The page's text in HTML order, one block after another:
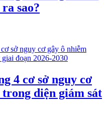
sao?
4 cơ sở nguy cơ
diện giám sát